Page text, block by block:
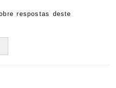
respostas deste